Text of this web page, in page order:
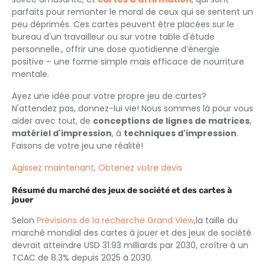
parfaits pour remonter le moral de ceux qui se sentent un
peu déprimés. Ces cartes peuvent être placées sur le
bureau d'un travailleur ou sur votre table d'étude
personnelle., offrir une dose quotidienne d’énergie
positive – une forme simple mais efficace de nourriture
mentale.
Ayez une idée pour votre propre jeu de cartes?
N'attendez pas, donnez-lui vie! Nous sommes là pour vous
aider avec tout, de conceptions de lignes de matrices,
matériel d'impression, à techniques d'impression.
Faisons de votre jeu une réalité!
Agissez maintenant, Obtenez votre devis
Résumé du marché des jeux de société et des cartes à
jouer
Selon Prévisions de la recherche Grand View,la taille du
marché mondial des cartes à jouer et des jeux de société
devrait atteindre USD 31.93 milliards par 2030, croître à un
TCAC de 8.3% depuis 2025 à 2030.